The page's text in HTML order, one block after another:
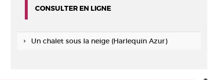
CONSULTER EN LIGNE
Un chalet sous la neige (Harlequin Azur)